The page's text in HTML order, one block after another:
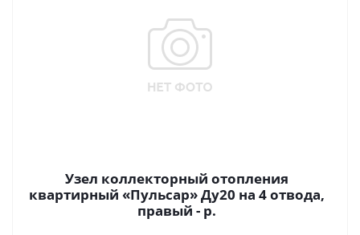
Узел коллекторный отопления
квартирный «Пульсар» Ду20 на 4 отвода,
правый - р.